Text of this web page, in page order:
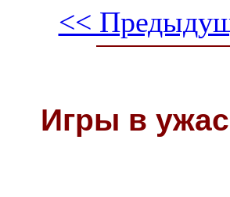
<<
Игры в